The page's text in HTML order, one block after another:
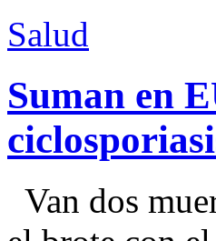
Salud
Suman en
Van dos